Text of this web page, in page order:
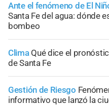
Ante el fenómeno de El
Santa Fe del agua: dónde
bombeo
Clima Qué dice el
de Santa Fe
Gestión de Riesgo
informativo que lanzó la